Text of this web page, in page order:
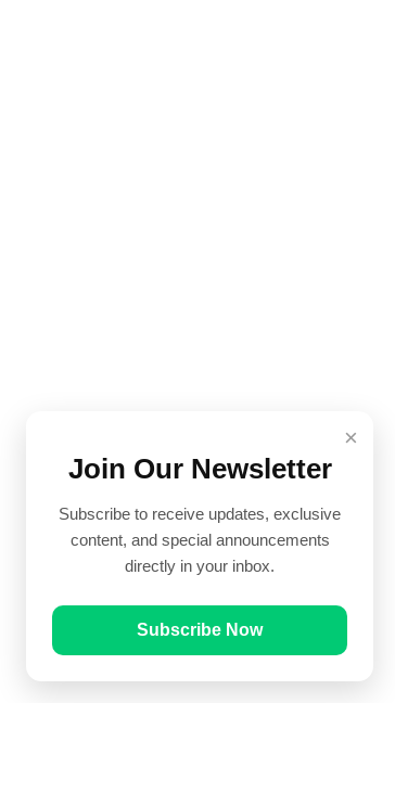
×
Join Our Newsletter
Subscribe to receive updates, exclusive
content, and special announcements
directly in your inbox.
Subscribe Now